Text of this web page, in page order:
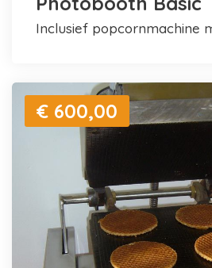
inclusief popcornmachine
€ 600,00